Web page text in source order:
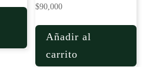
$90,000
Añadir al
carrito